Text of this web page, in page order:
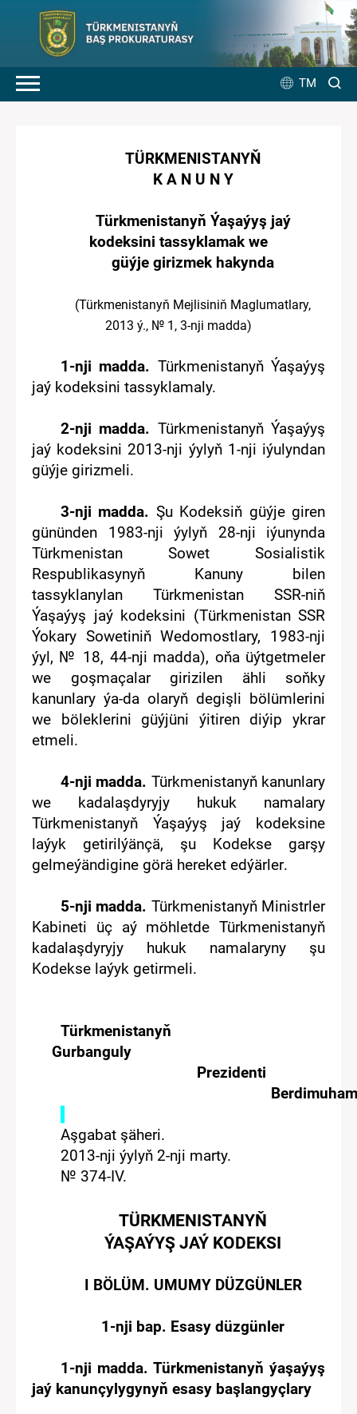
TM
TÜRKMENISTANYŇ
K A N U N Y
Türkmenistanyň Ýaşaýyş jaý
kodeksini tassyklamak we
güýje girizmek hakynda
(Türkmenistanyň Mejlisiniň Maglumatlary,
2013 ý., № 1, 3-nji madda)
1 -nji madda. TürkmenistanyňÝaşaýyş
jaý kodeksini tassyklamaly.
2-nji madda. Türkmenistanyň Ýaşaýyş
jaý kodeksini 2013-nji ýylyň 1-nji iýulyndan
güýje girizmeli.
3-nji madda. Şu Kodeksiň güýje giren
gününden 1983-nji ýylyň 28-nji iýunynda
Türkmenistan Sowet Sosialistik
Respublikasynyň Kanuny bilen
tassyklanylan Türkmenistan SSR-niň
Ýaşaýyş jaý kodeksini (Türkmenistan SSR
Ýokary Sowetiniň Wedomostlary,
1983-nji
ýyl, № 18, 44-nji madda), oňa üýtgetmeler
we goşmaçalar girizilen ähli soňky
kanunlary ýa-da olaryň degişli bölümlerini
we böleklerini güýjüni ýitiren diýip ykrar
etmeli.
4-nji madda. Türkmenistanyň kanunlary
we kadalaşdyryjy hukuk namalary
Türkmenistanyň Ýaşaýyş jaý
kodeksine
laýyk getirilýänçä, şu Kodekse garşy
gelmeýändigine görä hereket edýärler.
5-nji madda. Türkmenistanyň Ministrler
Kabineti üç aý möhletde Türkmenistanyň
kadalaşdyryjy hukuk
namalaryny şu
Kodekse laýyk getirme li.
Türkmenistanyň
Gurbanguly
Prezidenti
Aşgabat şäheri.
2013-nji ýylyň 2-nji marty.
№ 374-IV.
TÜRKMENISTANYŇ
ÝAŞAÝYŞ JAÝ KODEKSI
I BÖLÜM. UMUMY DÜZGÜNLER
1-nji bap. Esasy düzgünler
1-nji madda. Türkmenistanyň ýaşaýyş
jaý kanunçylygynyň esasy başlangyçlary